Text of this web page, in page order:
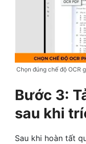
Chọn đúng chế độ OCR
Bước 3:
sau khi
Sau khi hoàn tất